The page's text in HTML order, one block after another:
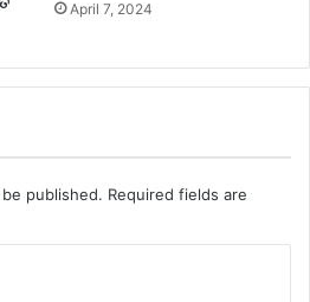
April 7, 2024
published. Required fields are